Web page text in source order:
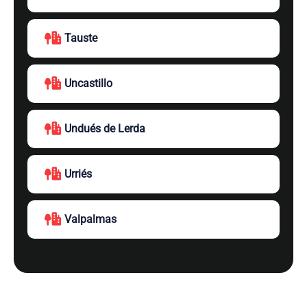
Tauste
Uncastillo
Undués de Lerda
Urriés
Valpalmas